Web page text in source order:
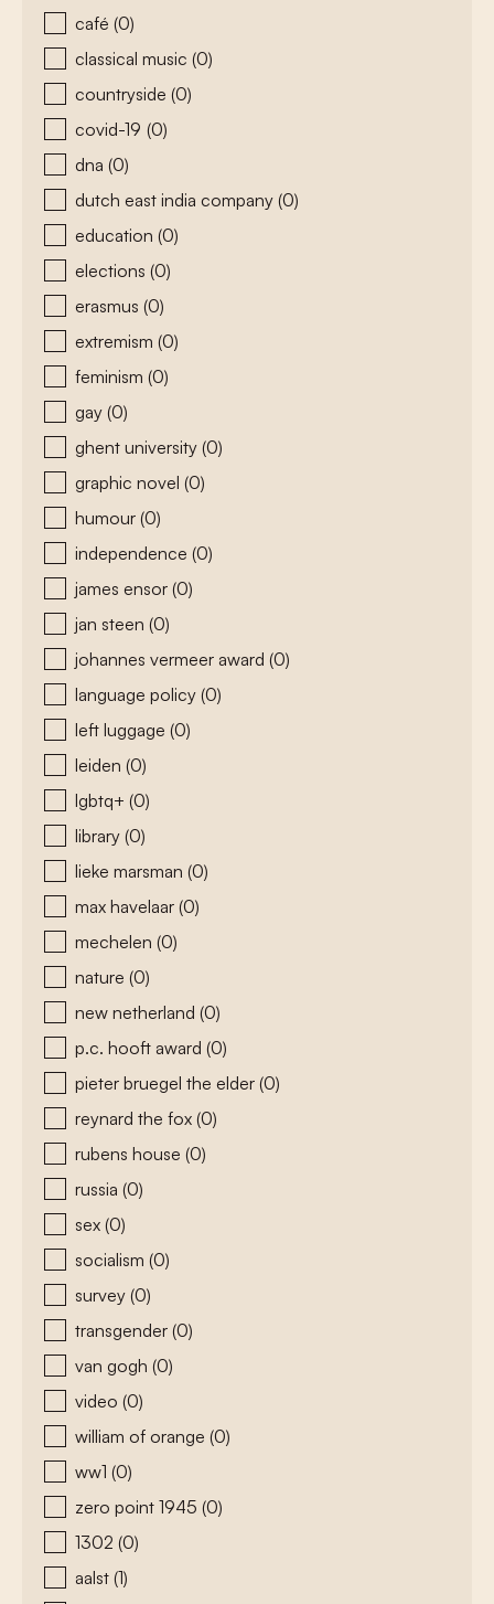
café (0)
classical music (0)
countryside (0)
covid-19 (0)
dna (0)
dutch east india company (0)
education (0)
elections (0)
erasmus (0)
extremism (0)
feminism (0)
gay (0)
ghent university (0)
graphic novel (0)
humour (0)
independence (0)
james ensor (0)
jan steen (0)
johannes vermeer award (0)
language policy (0)
left luggage (0)
leiden (0)
lgbtq+ (0)
library (0)
lieke marsman (0)
max havelaar (0)
mechelen (0)
nature (0)
new netherland (0)
p.c. hooft award (0)
pieter bruegel the elder (0)
reynard the fox (0)
rubens house (0)
russia (0)
sex (0)
socialism (0)
survey (0)
transgender (0)
van gogh (0)
video (0)
william of orange (0)
ww1 (0)
zero point 1945 (0)
1302 (0)
aalst (1)